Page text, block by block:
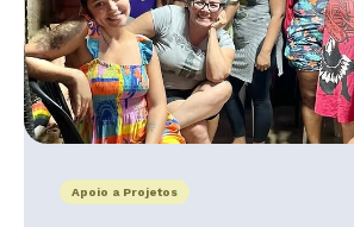
Apoio a Projetos